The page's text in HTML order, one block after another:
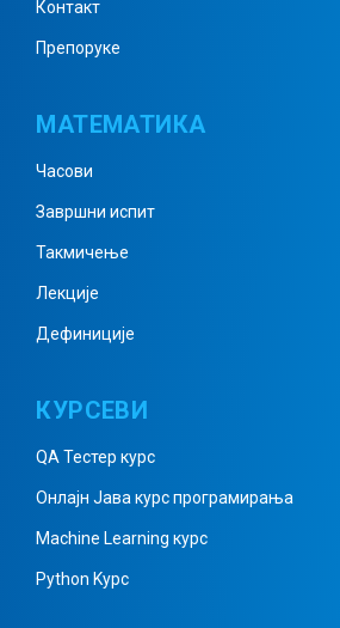
Тачка, права, раван
равни
Полуправа, дуж, полураван
многоугао
Контакт
Препоруке
МАТЕМАТИКА
Часови
Завршни испит
Такмичење
Лекције
Дефиниције
КУРСЕВИ
QA Тестер курс
Онлајн Јава курс програмирања
Machine Learning курс
Python Kурс